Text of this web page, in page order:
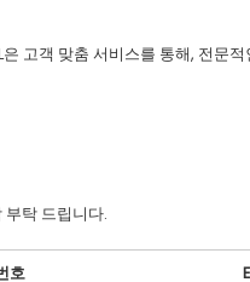
고객 맞춤 서비스를 통해, 전문
탁 드립니다.
호